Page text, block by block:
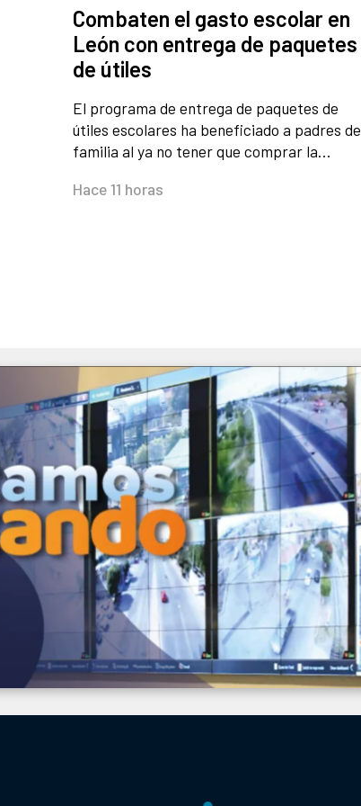
Combaten el gasto escolar en
León con entrega de paquetes
de útiles
El programa de entrega de paquetes de
útiles escolares ha beneficiado a padres de
familia al ya no tener que comprar la…
Hace 11 horas